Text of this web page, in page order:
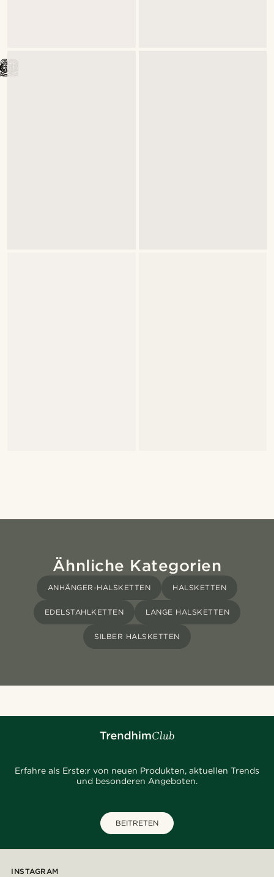
Ähnliche Kategorien
ANHÄNGER-HALSKETTEN HALSKETTEN
EDELSTAHLKETTEN LANGE HALSKETTEN
SILBER HALSKETTEN
Erfahre als Erste:r von neuen Produkten, aktuellen Trends
und besonderen Angeboten.
BEITRETEN
INSTAGRAM